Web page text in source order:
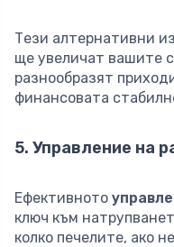
Тези алтернативни
ще увеличат вашите
разнообразят
финансовата
5. Управление на
Ефективното
ключ към
колко печелите, ако